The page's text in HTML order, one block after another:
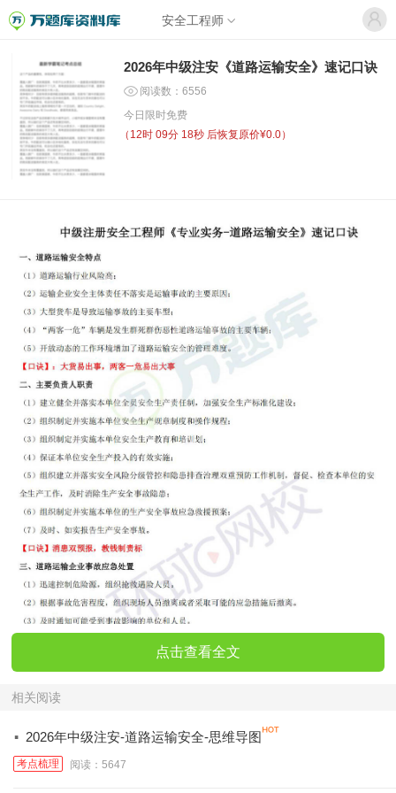
安全工程师
2026年中级注安《道路运输安全》速记口诀
阅读数：6556
今日限时免费
（ 12时 09分 18秒 后恢复原价¥0.0）
点击查看全文
相关阅读
· 2026年中级注安-道路运输安全-思维导图
考点梳理 阅读：5647